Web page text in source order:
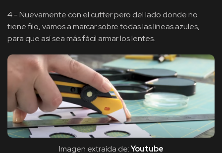
4.- Nuevamente con el cutter pero del lado donde no
tiene filo, vamos a marcar sobre todas las líneas azules,
para que así sea más fácil armar los lentes.
Imagen extraída de:Youtube